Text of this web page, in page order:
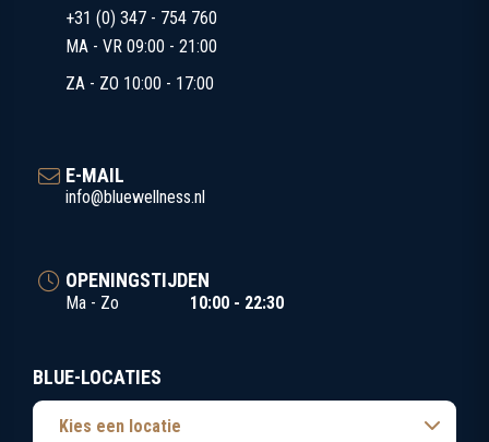
+31 (0) 347 - 754 760
MA - VR 09:00 - 21:00
ZA - ZO 10:00 - 17:00
E-MAIL
info@bluewellness.nl
OPENINGSTIJDEN
Ma - Zo 10:00 - 22:30
BLUE-LOCATIES
Kies een locatie